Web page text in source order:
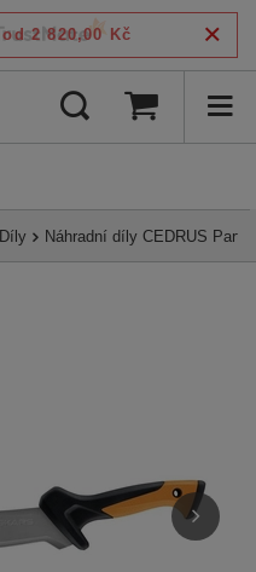
od 2 820,00 Kč
Díly Náhradní díly CEDRUS Parts